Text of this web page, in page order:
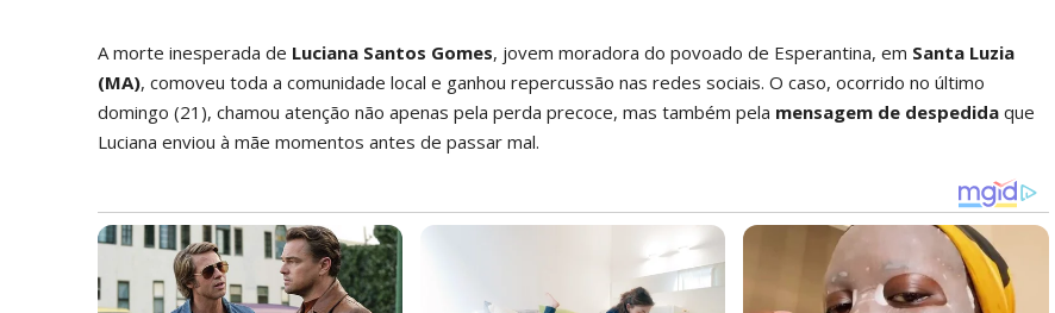
A morte inesperada de Luciana Santos Gomes, jovem moradora do povoado de Esperantina, em Santa Luzia
(MA), comoveu toda a comunidade local e ganhou repercussão nas redes sociais. O caso, ocorrido no último
domingo (21), chamou atenção não apenas pela perda precoce, mas também pela mensagem de despedida que
Luciana enviou à mãe momentos antes de passar mal.